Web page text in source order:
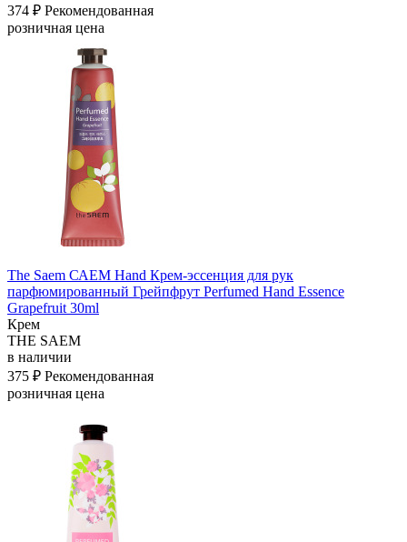
374 ₽ Рекомендованная
розничная цена
The Saem САЕМ Hand Крем-эссенция для рук
парфюмированный Грейпфрут Perfumed Hand Essence
Grapefruit 30ml
Крем
THE SAEM
в наличии
375 ₽ Рекомендованная
розничная цена